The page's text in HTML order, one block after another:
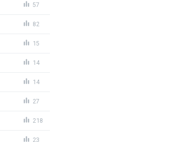
57
82
15
14
14
27
218
23